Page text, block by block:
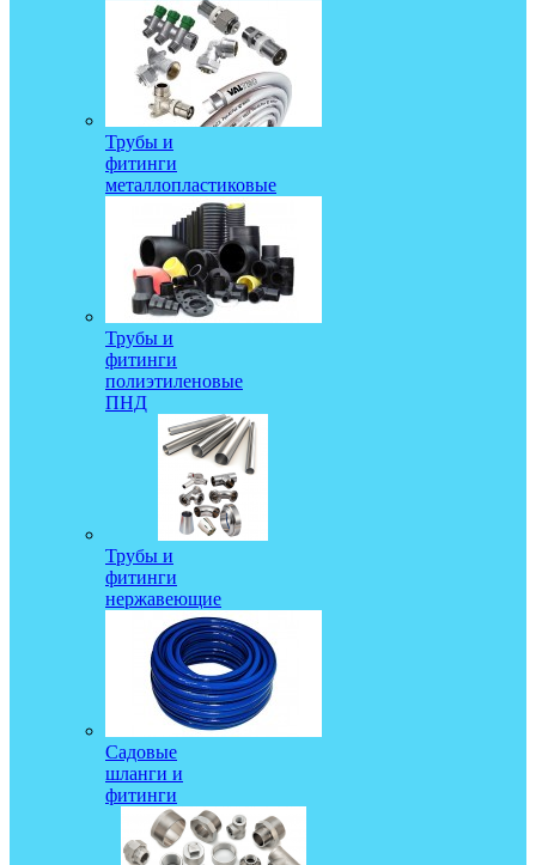
Трубы и
фитинги
металлопластиковые
Трубы и
фитинги
полиэтиленовые
ПНД
Трубы и
фитинги
нержавеющие
Садовые
шланги и
фитинги